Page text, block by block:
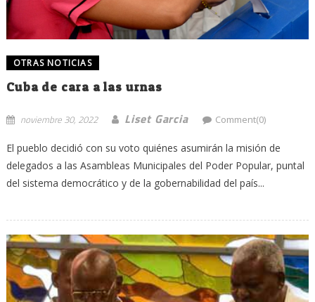
OTRAS NOTICIAS
Cuba de cara a las urnas
noviembre 30, 2022 Liset Garcia Comment(0)
El pueblo decidió con su voto quiénes asumirán la misión de
delegados a las Asambleas Municipales del Poder Popular, puntal
del sistema democrático y de la gobernabilidad del país...